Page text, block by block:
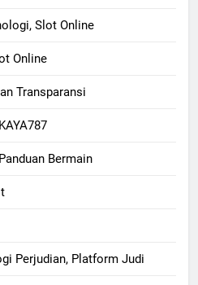
Slot Online
Online
Transparansi
Bermain
Perjudian, Platform Judi